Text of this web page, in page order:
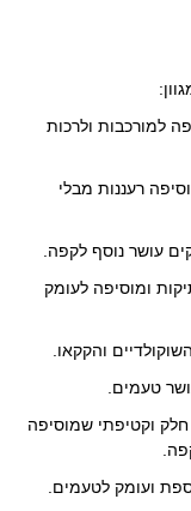
למורכבות ולרכות
רעננות מבלי
עושר נוסף לקפה.
ומוסיפה לעומק
והקקאו.
טעמים.
וקטיפתי שמוסיפה
ועומק לטעמים.